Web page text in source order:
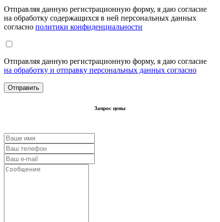
Отправляя данную регистрационную форму, я даю согласие
на обработку содержащихся в ней персональных данных
согласно политики конфиденциальности
Отправляя данную регистрационную форму, я даю согласие
на обработку и отправку персональных данных согласно
Запрос цены